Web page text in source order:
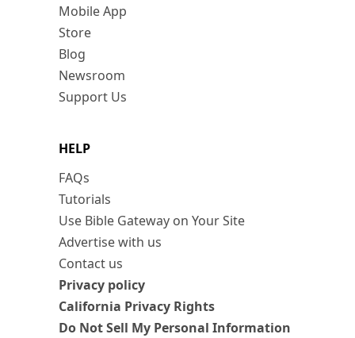
Mobile App
Store
Blog
Newsroom
Support Us
HELP
FAQs
Tutorials
Use Bible Gateway on Your Site
Advertise with us
Contact us
Privacy policy
California Privacy Rights
Do Not Sell My Personal Information